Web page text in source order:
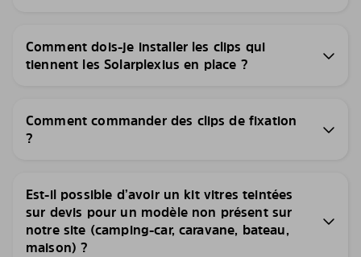
Comment dois-je installer les clips qui
tiennent les Solarplexius en place ?
Comment commander des clips de fixation
?
Est-il possible d’avoir un kit vitres teintées
sur devis pour un modèle non présent sur
notre site (camping-car, caravane, bateau,
maison) ?